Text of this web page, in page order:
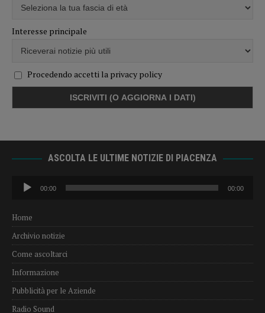
Interesse principale
Procedendo accetti la privacy policy
ASCOLTA LE ULTIME NOTIZIE DI PIACENZA
Audio
Player
00:00 00:00
Home
Archivio notizie
Come ascoltarci
Informazione
Pubblicità per le Aziende
Radio Sound